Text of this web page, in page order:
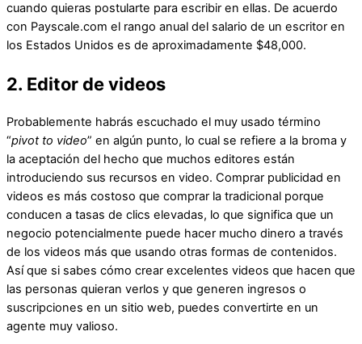
cuando quieras postularte para escribir en ellas. De acuerdo
con Payscale.com el rango anual del salario de un escritor en
los Estados Unidos es de aproximadamente $48,000.
2. Editor de videos
Probablemente habrás escuchado el muy usado término
“pivot to video” en algún punto, lo cual se refiere a la broma y
la aceptación del hecho que muchos editores están
introduciendo sus recursos en video. Comprar publicidad en
videos es más costoso que comprar la tradicional porque
conducen a tasas de clics elevadas, lo que significa que un
negocio potencialmente puede hacer mucho dinero a través
de los videos más que usando otras formas de contenidos.
Así que si sabes cómo crear excelentes videos que hacen que
las personas quieran verlos y que generen ingresos o
suscripciones en un sitio web, puedes convertirte en un
agente muy valioso.